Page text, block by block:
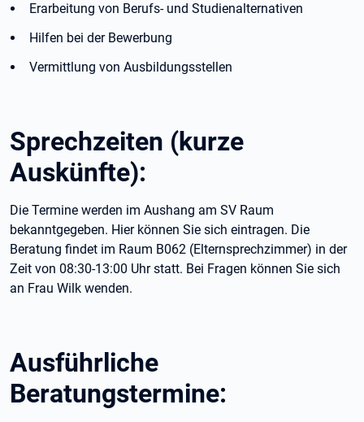
Erarbeitung von Berufs- und Studienalternativen
Hilfen bei der Bewerbung
Vermittlung von Ausbildungsstellen
Sprechzeiten (kurze
Auskünfte):
Die Termine werden im Aushang am SV Raum
bekanntgegeben. Hier können Sie sich eintragen. Die
Beratung findet im Raum B062 (Elternsprechzimmer) in der
Zeit von 08:30-13:00 Uhr statt. Bei Fragen können Sie sich
an Frau Wilk wenden.
Ausführliche
Beratungstermine: